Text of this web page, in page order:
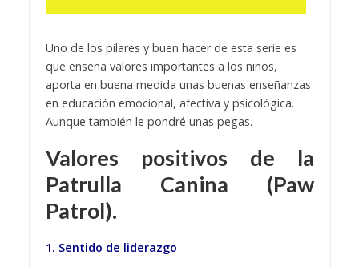
Uno de los pilares y buen hacer de esta serie es
que enseña valores importantes a los niños,
aporta en buena medida unas buenas enseñanzas
en educación emocional, afectiva y psicológica.
Aunque también le pondré unas pegas.
Valores positivos de la
Patrulla Canina (Paw
Patrol).
1. Sentido de liderazgo